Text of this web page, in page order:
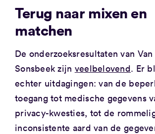
Terug naar mixen en
matchen
De onderzoeksresultaten van Van
Sonsbeek zijn veelbelovend. Er
echter uitdagingen: van de
toegang tot medische gegevens
privacy-kwesties, tot de
inconsistente aard van de